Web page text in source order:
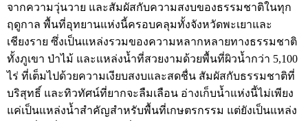
จากความวุ่นวาย และสัมผัสกับความสงบของธรรมชาติในทุก
ฤดูกาล พื้นที่อุทยานแห่งนี้ครอบคลุมทั้งจังหวัดพะเยาและ
เชียงราย ซึ่งเป็นแหล่งรวมของความหลากหลายทางธรรมชาติ
ทั้งภูเขา ป่าไม้ และแหล่งน้ำที่สวยงามด้วยพื้นที่ผิวน้ำกว่า 5,100
ไร่ ที่เต็มไปด้วยความเงียบสงบและสดชื่น สัมผัสกับธรรมชาติที่
บริสุทธิ์ และทิวทัศน์ที่ยากจะลืมเลือน อ่างเก็บน้ำแห่งนี้ไม่เพียง
แค่เป็นแหล่งน้ำสำคัญสำหรับพื้นที่เกษตรกรรม แต่ยังเป็นแหล่ง